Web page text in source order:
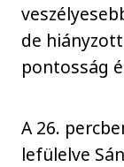
de
pontosság
A 26.
lefülelve